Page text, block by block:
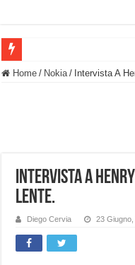
BASTA FATICARE! Questo
Cecotec Millor, recensione
Brondi Amico Vero 4G: Focus
Home / Nokia / Intervista A
Intervista A
lente.
Diego Cervia 23